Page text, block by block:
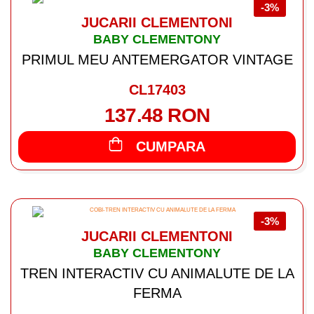
-3%
JUCARII CLEMENTONI
BABY CLEMENTONY
PRIMUL MEU ANTEMERGATOR VINTAGE
CL17403
137.48 RON
CUMPARA
-3%
JUCARII CLEMENTONI
BABY CLEMENTONY
TREN INTERACTIV CU ANIMALUTE DE LA
FERMA